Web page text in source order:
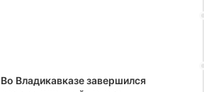
Во Владикавказе завершился